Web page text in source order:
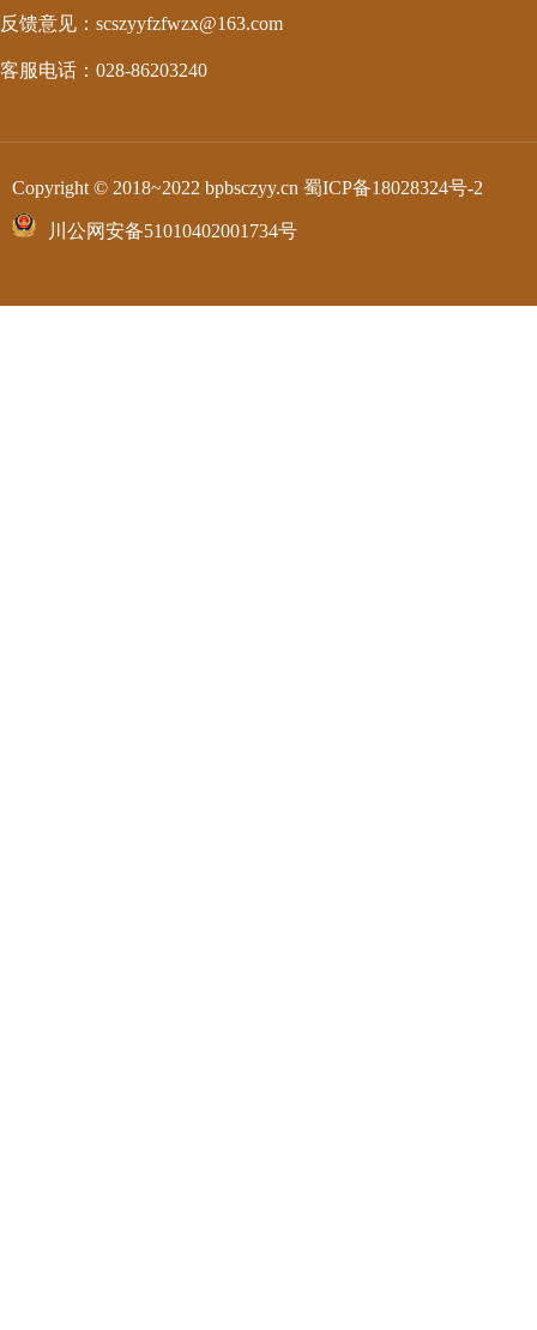
反馈意见：scszyyfzfwzx@163.com
客服电话：028-86203240
Copyright © 2018~2022 bpbsczyy.cn 蜀ICP备18028324号-2
川公网安备51010402001734号